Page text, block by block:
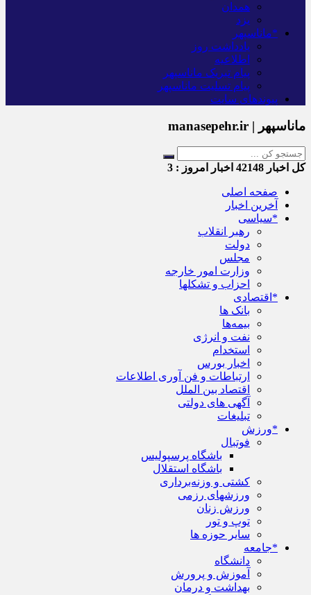
همدان
یزد
*ماناسپهر
یادداشت روز
اطلاعیه
پیام تبریک ماناسپهر
پیام تسلیت ماناسپهر
پیوندهای سایت
ماناسپهر | manasepehr.ir
کل اخبار اخبار امروز : 3
صفحه اصلی
آخرین اخبار
*سیاسی
رهبر انقلاب
دولت
مجلس
وزارت امور خارجه
احزاب و تشکلها
*اقتصادی
بانک ها
بیمه‌ها
نفت و انرژی
استخدام
اخبار بورس
ارتباطات و فن آوری اطلاعات
اقتصاد بین الملل
آگهی های دولتی
تبلیغات
*ورزش
فوتبال
باشگاه پرسپولیس
باشگاه استقلال
کشتی و وزنه‌برداری
ورزشهای رزمی
ورزش زنان
توپ و تور
سایر حوزه ها
*جامعه
دانشگاه
آموزش و پرورش
بهداشت و درمان